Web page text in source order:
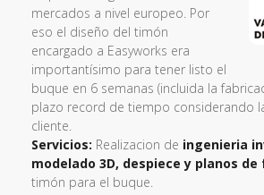
Cliente:Vasco Gallega de
Armador: Navesco
Buque: Sider Colombia
Reto: Con este nuevo proyecto
se pretendía ganar nuevos
mercados a nivel europeo. Por
eso el diseño del timón
encargado a Easyworks era
importantísimo para tener listo el
buque en 6 semanas (incluida la